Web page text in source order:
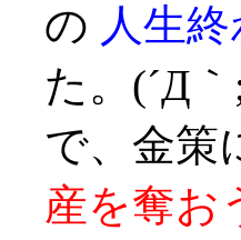
の 人生
た。(´Д
で、金策
産を奪お